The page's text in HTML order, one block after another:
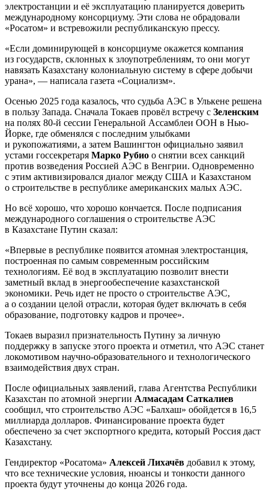
электростанции и её эксплуатацию планируется доверить
международному консорциуму. Эти слова не обрадовали
«Росатом» и встревожили республиканскую прессу.
«Если доминирующей в консорциуме окажется компания
из государств, склонных к злоупотреблениям, то они могут
навязать Казахстану колониальную систему в сфере добычи
урана», — написала газета «Социализм».
Осенью 2025 года казалось, что судьба АЭС в Улькене решена
в пользу Запада. Сначала Токаев провёл встречу с Зеленским
на полях 80-й сессии Генеральной Ассамблеи ООН в Нью-
Йорке, где обменялся с последним улыбками
и рукопожатиями, а затем Вашингтон официально заявил
устами госсекретаря Марко Рубио о снятии всех санкций
против возведения Россией АЭС в Венгрии. Одновременно
с этим активизировался диалог между США и Казахстаном
о строительстве в республике американских малых АЭС.
Но всё хорошо, что хорошо кончается. После подписания
международного соглашения о строительстве АЭС
в Казахстане Путин сказал:
«Впервые в республике появится атомная электростанция,
построенная по самым современным российским
технологиям. Её вод в эксплуатацию позволит внести
заметный вклад в энергообеспечение казахстанской
экономики. Речь идет не просто о строительстве АЭС,
а о создании целой отрасли, которая будет включать в себя
образование, подготовку кадров и прочее».
Токаев выразил признательность Путину за личную
поддержку в запуске этого проекта и отметил, что АЭС станет
локомотивом научно-образовательного и технологического
взаимодействия двух стран.
После официальных заявлений, глава Агентства Республики
Казахстан по атомной энергии Алмасадам Саткалиев
сообщил, что строительство АЭС «Балхаш» обойдется в 16,5
миллиарда долларов. Финансирование проекта будет
обеспечено за счет экспортного кредита, который Россия даст
Казахстану.
Гендиректор «Росатома» Алексей Лихачёв добавил к этому,
что все технические условия, нюансы и тонкости данного
проекта будут уточнены до конца 2026 года.